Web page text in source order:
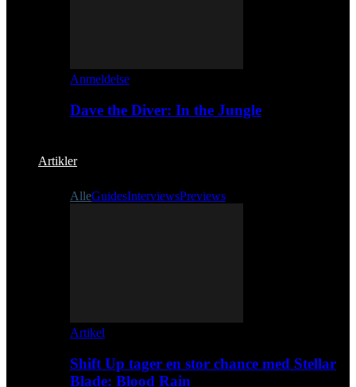
Anmeldelse
Dave the Diver: In the Jungle
Artikler
AlleGuidesInterviewsPreviews
Artikel
Shift Up tager en stor chance med Stellar
Blade: Blood Rain